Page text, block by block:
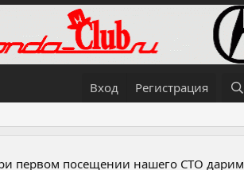
Вход Регистрация
первом посещении нашего СТО дарим